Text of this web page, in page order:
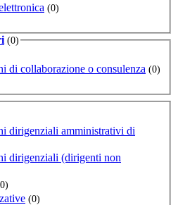
(0)
(0)
di collaborazione o consulenza (0)
dirigenziali amministrativi di
dirigenziali (dirigenti non
(0)